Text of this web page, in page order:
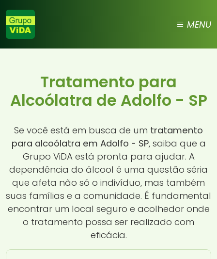
MENU
Tratamento para
Alcoólatra de Adolfo - SP
Se você está em busca de um tratamento
para alcoólatra em Adolfo - SP, saiba que a
Grupo ViDA está pronta para ajudar. A
dependência do álcool é uma questão séria
que afeta não só o indivíduo, mas também
suas famílias e a comunidade. É fundamental
encontrar um local seguro e acolhedor onde
o tratamento possa ser realizado com
eficácia.